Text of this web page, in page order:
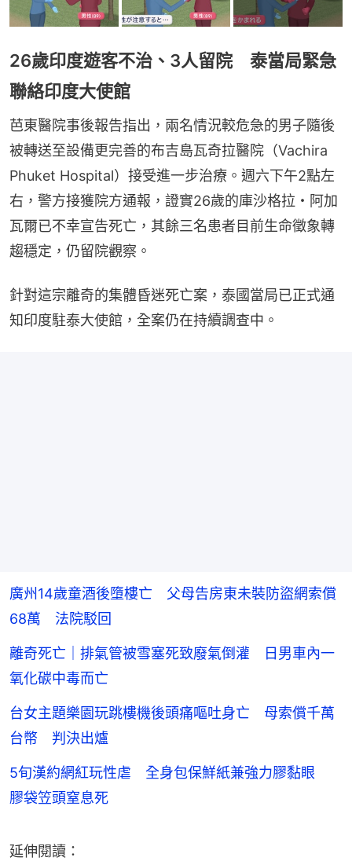
26歲印度遊客不治、3人留院 泰當局緊急
聯絡印度大使館
芭東醫院事後報告指出，兩名情況較危急的男子隨後
被轉送至設備更完善的布吉島瓦奇拉醫院（Vachira
Phuket Hospital）接受進一步治療。週六下午2點左
右，警方接獲院方通報，證實26歲的庫沙格拉・阿加
瓦爾已不幸宣告死亡，其餘三名患者目前生命徵象轉
趨穩定，仍留院觀察。
針對這宗離奇的集體昏迷死亡案，泰國當局已正式通
知印度駐泰大使館，全案仍在持續調查中。
廣州14歲童酒後墮樓亡 父母告房東未裝防盜網索償
68萬 法院駁回
離奇死亡｜排氣管被雪塞死致廢氣倒灌 日男車內一
氧化碳中毒而亡
台女主題樂園玩跳樓機後頭痛嘔吐身亡 母索償千萬
台幣 判決出爐
5旬漢約網紅玩性虐 全身包保鮮紙兼強力膠黏眼
膠袋笠頭窒息死
延伸閱讀：